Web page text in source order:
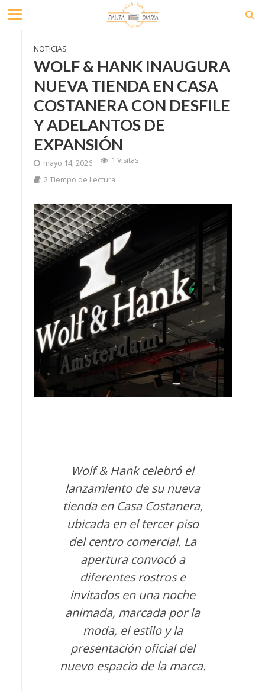
NOTICIAS
WOLF & HANK INAUGURA
NUEVA TIENDA EN CASA
COSTANERA CON DESFILE
Y ADELANTOS DE
EXPANSIÓN
mayo 14, 2026
1 Visitas
2 Tiempo de Lectura
Wolf & Hank celebró el
lanzamiento de su nueva
tienda en Casa Costanera,
ubicada en el tercer piso
del centro comercial. La
apertura convocó a
diferentes rostros e
invitados en una noche
animada, marcada por la
moda, el estilo y la
presentación oficial del
nuevo espacio de la marca.